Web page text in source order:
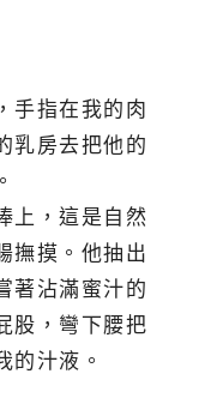
手指在我的肉
乳房去把他的
上，這是自然
撫摸。他抽出
著沾滿蜜汁的
股，彎下腰把
的汁液。